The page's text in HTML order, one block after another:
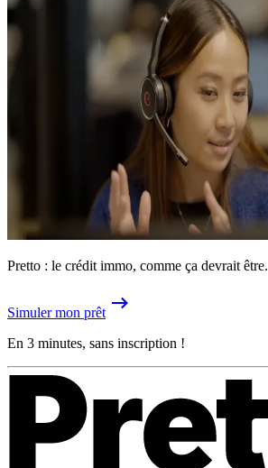
Pretto : le crédit immo, comme ça devrait être.
Simuler mon prêt
En 3 minutes, sans inscription !